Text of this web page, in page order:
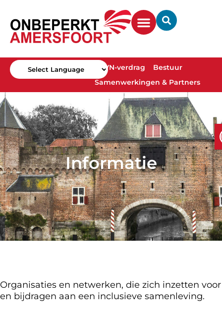
VN-verdrag
Bestuur
Samenwerkingen & Partners
Informatie
Organisaties en netwerken, die zich inzetten voor
en bijdragen aan een inclusieve samenleving.